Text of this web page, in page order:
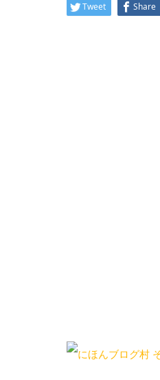
Tweet Share